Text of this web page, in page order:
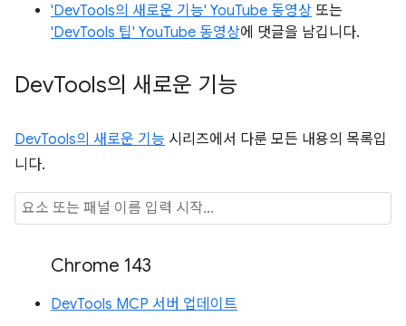
'DevTools의 새로운 기능' YouTube 동영상 또는
'DevTools 팁' YouTube 동영상에 댓글을 남깁니다.
DevTools의 새로운 기능
DevTools의 새로운 기능 시리즈에서 다룬 모든 내용의 목록입
니다.
Chrome 143
DevTools MCP 서버 업데이트